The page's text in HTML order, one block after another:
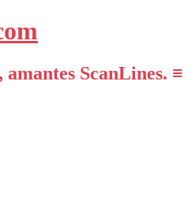
amantes ScanLines. ≡